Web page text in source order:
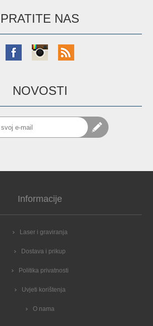
PRATITE NAS
NOVOSTI
Informacije
Laser i graviranja
Dostava i prikup
Politika privatnosti
Uvjeti korištenja
O nama